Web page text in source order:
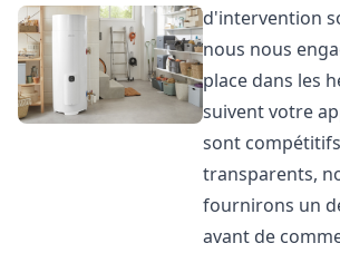
d'intervention
nous nous
place dans les
suivent votre
sont
transparents,
fournirons un
avant de